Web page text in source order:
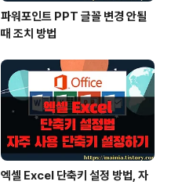
파워포인트 PPT 글꼴 변경 안될
때 조치 방법
엑셀 Excel 단축키 설정 방법, 자